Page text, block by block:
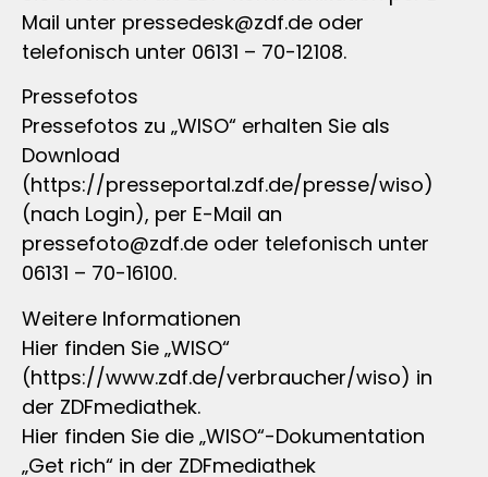
Mail unter pressedesk@zdf.de oder
telefonisch unter 06131 – 70-12108.
Pressefotos
Pressefotos zu „WISO“ erhalten Sie als
Download
(https://presseportal.zdf.de/presse/wiso)
(nach Login), per E-Mail an
pressefoto@zdf.de oder telefonisch unter
06131 – 70-16100.
Weitere Informationen
Hier finden Sie „WISO“
(https://www.zdf.de/verbraucher/wiso) in
der ZDFmediathek.
Hier finden Sie die „WISO“-Dokumentation
„Get rich“ in der ZDFmediathek